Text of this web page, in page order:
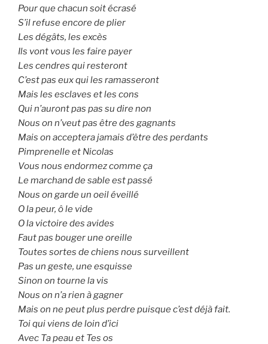
Pour que chacun soit écrasé
S’il refuse encore de plier
Les dégâts, les excès
Ils vont vous les faire payer
Les cendres qui resteront
C’est pas eux qui les ramasseront
Mais les esclaves et les cons
Qui n’auront pas pas su dire non
Nous on n’veut pas être des gagnants
Mais on acceptera jamais d’être des perdants
Pimprenelle et Nicolas
Vous nous endormez comme ça
Le marchand de sable est passé
Nous on garde un oeil éveillé
O la peur, ô le vide
O la victoire des avides
Faut pas bouger une oreille
Toutes sortes de chiens nous surveillent
Pas un geste, une esquisse
Sinon on tourne la vis
Nous on n’a rien à gagner
Mais on ne peut plus perdre puisque c’est déjà fait.
Toi qui viens de loin d’ici
Avec Ta peau et Tes os